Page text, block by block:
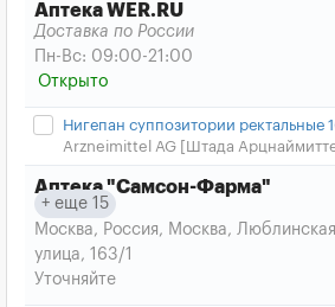
Аптека WER.RU
Доставка по России
Пн-Вс: 09:00-21:00
Открыто
Нигепан суппозитории ректальные
Arzneimittel AG [Штада
Аптека "Самсон-Фарма"
еще 15
Москва, Россия, Москва, Люблинская
улица, 163/1
Уточняйте